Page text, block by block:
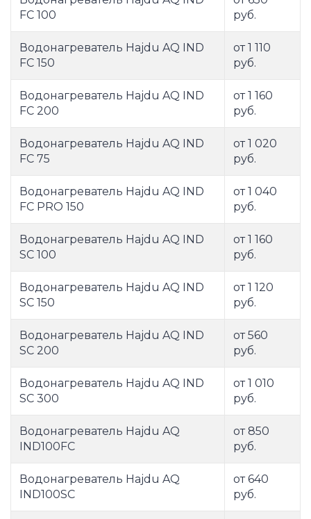
FC 100
руб.
Водонагреватель Hajdu AQ IND
FC 150
от 1 110
руб.
Водонагреватель Hajdu AQ IND
FC 200
от 1 160
руб.
Водонагреватель Hajdu AQ IND
FC 75
от 1 020
руб.
Водонагреватель Hajdu AQ IND
FC PRO 150
от 1 040
руб.
Водонагреватель Hajdu AQ IND
SC 100
от 1 160
руб.
Водонагреватель Hajdu AQ IND
SC 150
от 1 120
руб.
Водонагреватель Hajdu AQ IND
SC 200
от 560
руб.
Водонагреватель Hajdu AQ IND
SC 300
от 1 010
руб.
Водонагреватель Hajdu AQ
IND100FC
от 850
руб.
Водонагреватель Hajdu AQ
IND100SC
от 640
руб.